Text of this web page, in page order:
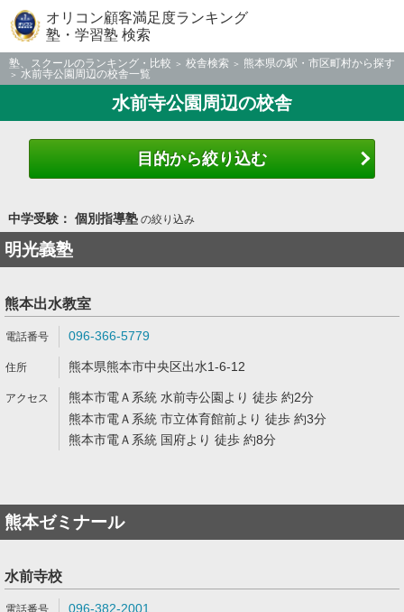
オリコン顧客満足度ランキング
塾・学習塾 検索
塾、スクールのランキング・比較 校舎検索
熊本県の駅・市区町村から探す
水前寺公園周辺の校舎一覧
水前寺公園周辺の校舎
目的から絞り込む
中学受験： 個別指導塾の絞り込み
明光義塾
熊本出水教室
096-366-5779
熊本県熊本市中央区出水1-6-12
熊本市電Ａ系統 水前寺公園より 徒歩 約2分
熊本市電Ａ系統 市立体育館前より 徒歩 約3分
熊本市電Ａ系統 国府より 徒歩 約8分
熊本ゼミナール
水前寺校
096-382-2001